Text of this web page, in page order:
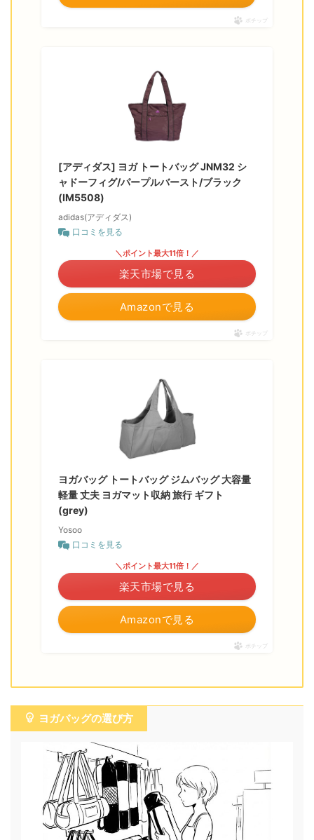
ポチップ
[アディダス] ヨガ トートバッグ JNM32 シ
ャドーフィグ/パープルバースト/ブラック
(IM5508)
adidas(アディダス)
口コミを見る
Amazonで見る
＼ポイント最大11倍！／
楽天市場で見る
ポチップ
ヨガバッグ トートバッグ ジムバッグ 大容量
軽量 丈夫 ヨガマット収納 旅行 ギフト
(grey)
Yosoo
口コミを見る
Amazonで見る
＼ポイント最大11倍！／
楽天市場で見る
ポチップ
ヨガバッグの選び方